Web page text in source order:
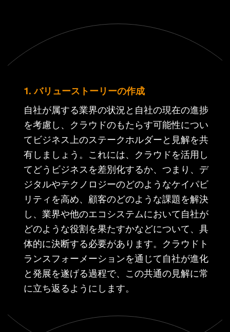
1. バリューストーリーの作成
自社が属する業界の状況と自社の現在の進捗
を考慮し、クラウドのもたらす可能性につい
てビジネス上のステークホルダーと見解を共
有しましょう。これには、クラウドを活用し
てどうビジネスを差別化するか、つまり、デ
ジタルやテクノロジーのどのようなケイパビ
リティを高め、顧客のどのような課題を解決
し、業界や他のエコシステムにおいて自社が
どのような役割を果たすかなどについて、具
体的に決断する必要があります。クラウドト
ランスフォーメーションを通じて自社が進化
と発展を遂げる過程で、この共通の見解に常
に立ち返るようにします。